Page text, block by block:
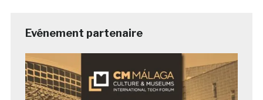
Evénement partenaire